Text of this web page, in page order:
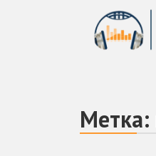
Метка: